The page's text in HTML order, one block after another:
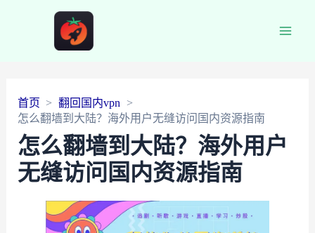
首页
翻回国内vpn
怎么翻墙到大陆？海外用户无缝访问国内资源指南
怎么翻墙到大陆？海外用户
无缝访问国内资源指南